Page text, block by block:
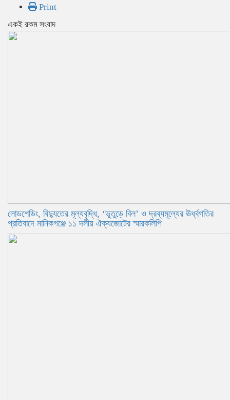
Print
একই রকম সংবাদ
লোডশেডিং, বিদ্যুতের মূল্যবৃদ্ধি, ‘ভূতুড়ে বিল’ ও দ্রব্যমূল্যের ঊর্ধ্বগতির
প্রতিবাদে মানিকগঞ্জে ১১ দলীয় ঐক্যজোটের স্মারকলিপি